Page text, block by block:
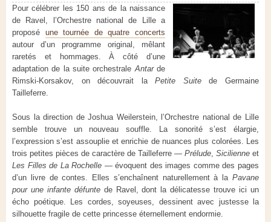
Pour célébrer les 150 ans de la naissance
de Ravel, l’Orchestre national de Lille a
proposé une tournée de quatre concerts
autour d’un programme original, mêlant
raretés et hommages. À côté d’une
adaptation de la suite orchestraleAntarde
Rimski-Korsakov, on découvrait laPetite Suitede Germaine
Tailleferre.
Sous la direction de Joshua Weilerstein, l’Orchestre national de Lille
semble trouve un nouveau souffle. La sonorité s’est élargie,
l’expression s’est assouplie et enrichie de nuances plus colorées. Les
trois petites pièces de caractère de Tailleferre — Prélude, Sicilienne et
Les Filles de La Rochelle — évoquent des images comme des pages
d’un livre de contes. Elles s’enchaînent naturellement à la Pavane
pour une infante défuntede Ravel, dont la délicatesse trouve ici un
écho poétique. Les cordes, soyeuses, dessinent avec justesse la
silhouette fragile de cette princesse éternellement endormie.